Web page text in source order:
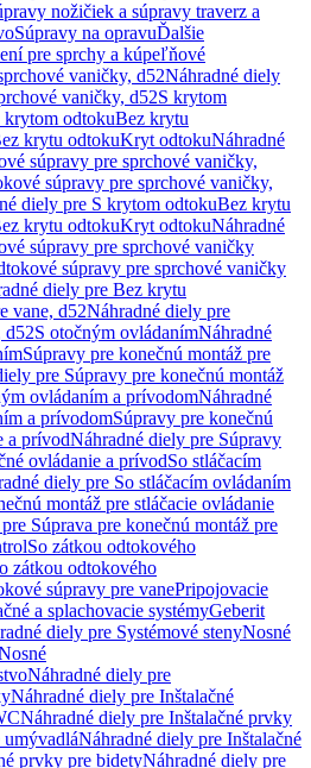
nožičiek a súpravy traverz a
Súpravy na opravuĎalšie
pre sprchy a kúpeľňové
vaničky, d52Náhradné diely
vaničky, d52S krytom
krytom odtokuBez krytu
krytu odtokuKryt odtokuNáhradné
súpravy pre sprchové vaničky,
súpravy pre sprchové vaničky,
diely pre S krytom odtokuBez krytu
krytu odtokuKryt odtokuNáhradné
súpravy pre sprchové vaničky
súpravy pre sprchové vaničky
diely pre Bez krytu
vane, d52Náhradné diely pre
d52S otočným ovládanímNáhradné
Súpravy pre konečnú montáž pre
pre Súpravy pre konečnú montáž
ovládaním a prívodomNáhradné
a prívodomSúpravy pre konečnú
a prívodNáhradné diely pre Súpravy
ovládanie a prívodSo stláčacím
diely pre So stláčacím ovládaním
montáž pre stláčacie ovládanie
Súprava pre konečnú montáž pre
So zátkou odtokového
zátkou odtokového
súpravy pre vanePripojovacie
a splachovacie systémyGeberit
diely pre Systémové stenyNosné
Náhradné diely pre
Náhradné diely pre Inštalačné
Náhradné diely pre Inštalačné prvky
Náhradné diely pre Inštalačné
prvky pre bidetyNáhradné diely pre